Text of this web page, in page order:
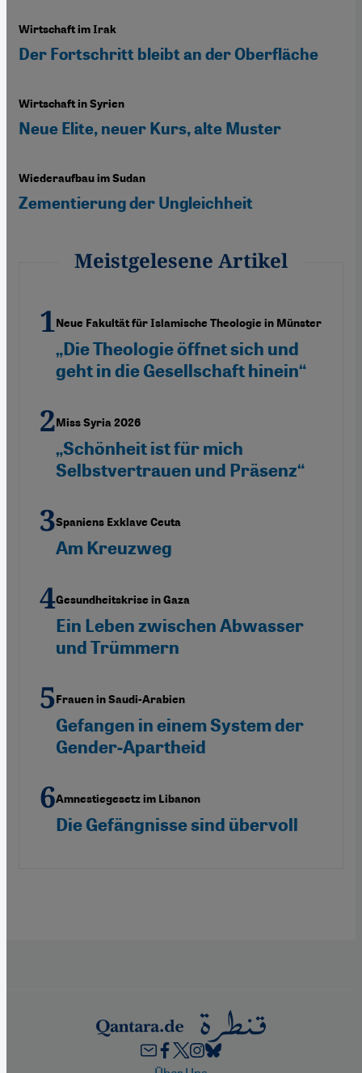
Wirtschaft im Irak
Der Fortschritt bleibt an der Oberfläche
Wirtschaft in Syrien
Neue Elite, neuer Kurs, alte Muster
Wiederaufbau im Sudan
Zementierung der Ungleichheit
Meistgelesene Artikel
Neue Fakultät für Islamische Theologie in Münster
„Die Theologie öffnet sich und
geht in die Gesellschaft hinein“
Miss Syria 2026
„Schönheit ist für mich
Selbstvertrauen und Präsenz“
Spaniens Exklave Ceuta
Am Kreuzweg
Gesundheitskrise in Gaza
Ein Leben zwischen Abwasser
und Trümmern
Frauen in Saudi-Arabien
Gefangen in einem System der
Gender-Apartheid
Amnestiegesetz im Libanon
Die Gefängnisse sind übervoll